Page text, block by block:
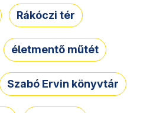
Rákóczi tér
életmentő műtét
Szabó Ervin könyvtár